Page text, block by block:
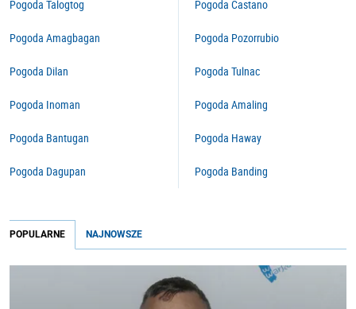
Pogoda Talogtog
Pogoda Amagbagan
Pogoda Dilan
Pogoda Inoman
Pogoda Bantugan
Pogoda Dagupan
Pogoda Castano
Pogoda Pozorrubio
Pogoda Tulnac
Pogoda Amaling
Pogoda Haway
Pogoda Banding
POPULARNE NAJNOWSZE